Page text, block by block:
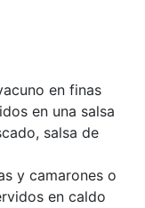
en finas
en una salsa
salsa de
y camarones o
en caldo